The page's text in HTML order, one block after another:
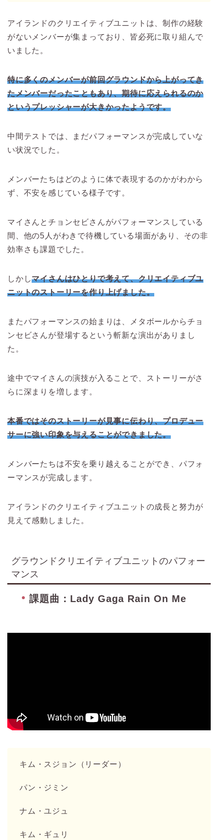
アイランドのクリエイティブユニットは、制作の経験
がないメンバーが集まっており、皆必死に取り組んで
いました。
特に多くのメンバーが前回グラウンドから上がってき
たメンバーだったこともあり、期待に応えられるのか
というプレッシャーが大きかったようです。
中間テストでは、まだパフォーマンスが完成していな
い状況でした。
メンバーたちはどのように体で表現するのかがわから
ず、不安を感じている様子です。
マイさんとチョンセビさんがパフォーマンスしている
間、他の5人がわきで待機している場面があり、その非
効率さも課題でした。
しかしマイさんはひとりで考えて、クリエイティブユ
ニットのストーリーを作り上げました。
またパフォーマンスの始まりは、メタボールからチョ
ンセビさんが登場するという斬新な演出がありまし
た。
途中でマイさんの演技が入ることで、ストーリーがさ
らに深まりを増します。
本番ではそのストーリーが見事に伝わり、プロデュー
サーに強い印象を与えることができました。
メンバーたちは不安を乗り越えることができ、パフォ
ーマンスが完成します。
アイランドのクリエイティブユニットの成長と努力が
見えて感動しました。
グラウンドクリエイティブユニットのパフォー
マンス
課題曲：Lady Gaga Rain On Me
キム・スジョン（リーダー）
パン・ジミン
ナム・ユジュ
キム・ギュリ